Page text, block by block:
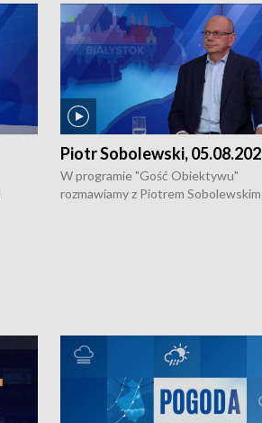
Piotr Sobolewski,
W programie "Gość Obiektywu"
rozmawiamy z Piotrem